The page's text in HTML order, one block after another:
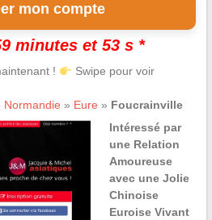
mon compte
minutes et 53 s *
! Swipe pour voir
Normandie » Eure » Foucrainville
Intéressé par
une Relation
Amoureuse
avec une Jolie
Chinoise
Euroise Vivant